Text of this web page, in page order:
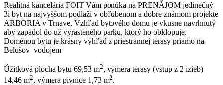
Realitná kancelária FOIT Vám ponúka na PRENÁJOM jedinečný
3i byt na najvyššom podlaží v obľúbenom a dobre známom projekte
ARBORIA v Trnave. Vzhľad bytového domu je vkusne navrhnutý
aby zapadol do už vyrasteného parku, ktorý ho obklopuje.
Doménou bytu je krásny výhľad z priestrannej terasy priamo na
Belušov vodojem
Úžitková plocha bytu 69,53 m2, výmera terasy (vstup z 2 izieb)
14,46 m2, výmera pivnice 1,73 m2.